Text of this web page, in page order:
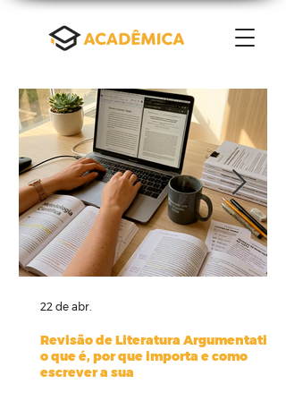
Revisão de Literatura Argumentativa:
o que é, por que importa e como
escrever a sua
22 de abr.